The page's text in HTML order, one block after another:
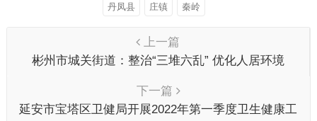
丹凤县 庄镇 秦岭
上一篇
彬州市城关街道：整治“三堆六乱” 优化人居环境
下一篇
延安市宝塔区卫健局开展2022年第一季度卫生健康工